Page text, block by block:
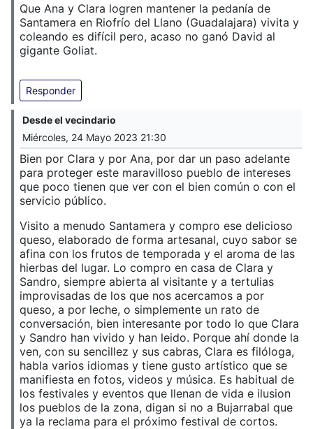
Que Ana y Clara logren mantener la pedanía de
Santamera en Riofrío del Llano (Guadalajara) vivita y
coleando es difícil pero, acaso no ganó David al
gigante Goliat.
Responder
Desde el vecindario
Miércoles, 24 Mayo 2023 21:30
Bien por Clara y por Ana, por dar un paso adelante
para proteger este maravilloso pueblo de intereses
que poco tienen que ver con el bien común o con el
servicio público.
Visito a menudo Santamera y compro ese delicioso
queso, elaborado de forma artesanal, cuyo sabor se
afina con los frutos de temporada y el aroma de las
hierbas del lugar. Lo compro en casa de Clara y
Sandro, siempre abierta al visitante y a tertulias
improvisadas de los que nos acercamos a por
queso, a por leche, o simplemente un rato de
conversación, bien interesante por todo lo que Clara
y Sandro han vivido y han leido. Porque ahí donde la
ven, con su sencillez y sus cabras, Clara es filóloga,
habla varios idiomas y tiene gusto artístico que se
manifiesta en fotos, videos y música. Es habitual de
los festivales y eventos que llenan de vida e ilusion
los pueblos de la zona, digan si no a Bujarrabal que
ya la reclama para el próximo festival de cortos.